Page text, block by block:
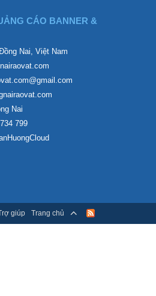
CÁO BANNER &
Nai, Việt Nam
Nai
799
giúp Trang chủ